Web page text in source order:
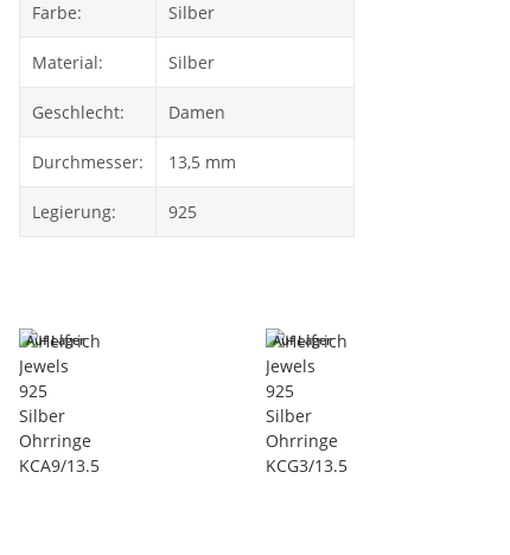
Farbe: Silber
Material: Silber
Geschlecht: Damen
Durchmesser: 13,5 mm
Legierung: 925
Auf Lager Auf Lager